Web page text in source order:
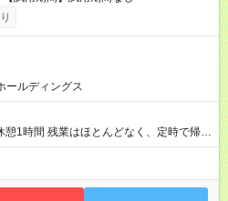
ールディングス
なく、定時で帰れ
。 毎日の業務は進捗管理や事務が中心な
仕事」が終われば、自然と区切りをつけ
。